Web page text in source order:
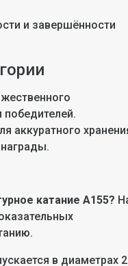
и завершённости
победителей.
аккуратного
катание A155?
в диаметрах